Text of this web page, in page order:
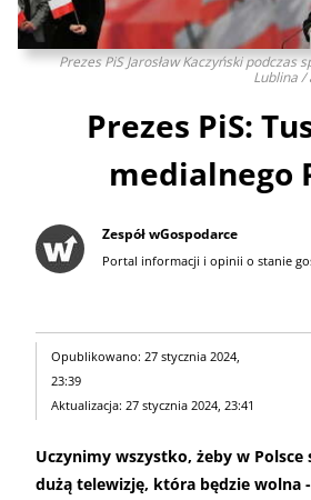
Prezes PiS Jarosław Kaczyński podczas
Lublina /
Prezes PiS:
medialnego
Zespół wGospodarce
Portal informacji i opinii o stanie
Opublikowano: 27 stycznia 2024,
23:39
Aktualizacja: 27 stycznia 2024, 23:41
Uczynimy wszystko, żeby w
dużą telewizję, która będzie wolna